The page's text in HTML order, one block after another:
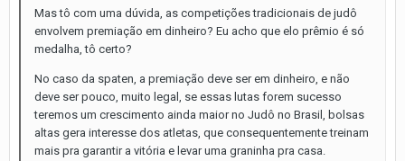
Mas tô com uma dúvida, as competições tradicionais de judô
envolvem premiação em dinheiro? Eu acho que elo prêmio é só
medalha, tô certo?
No caso da spaten, a premiação deve ser em dinheiro, e não
deve ser pouco, muito legal, se essas lutas forem sucesso
teremos um crescimento ainda maior no Judô no Brasil, bolsas
altas gera interesse dos atletas, que consequentemente treinam
mais pra garantir a vitória e levar uma graninha pra casa.